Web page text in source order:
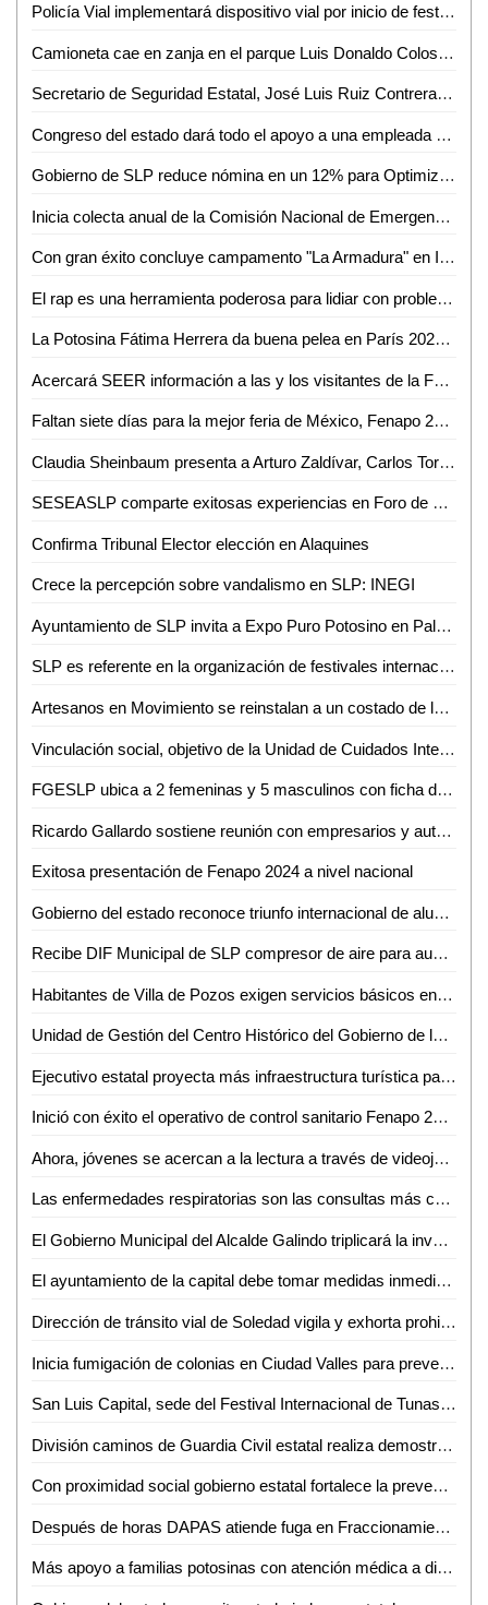
Policía Vial implementará dispositivo vial por inicio de festividades en el Barrio de Tlaxcala
Camioneta cae en zanja en el parque Luis Donaldo Colosio de Valles
Secretario de Seguridad Estatal, José Luis Ruiz Contreras, se reúne con cámaras empresariales de San Luis Potosí
Congreso del estado dará todo el apoyo a una empleada que denunció que fue víctima del robo de su tarjeta de débito al dejar su bolsa en una oficina
Gobierno de SLP reduce nómina en un 12% para Optimizar Recursos
Inicia colecta anual de la Comisión Nacional de Emergencia en Ciudad Valles
Con gran éxito concluye campamento "La Armadura" en Iglesia Presbiteriana Divino Redentor
El rap es una herramienta poderosa para lidiar con problemas cotidianos: W Valle
La Potosina Fátima Herrera da buena pelea en París 2024, pero no le alcanza
Acercará SEER información a las y los visitantes de la Fenapo 2024
Faltan siete días para la mejor feria de México, Fenapo 2024
Claudia Sheinbaum presenta a Arturo Zaldívar, Carlos Torres y Leticia Ramírez como integrantes de su gabinete
SESEASLP comparte exitosas experiencias en Foro de Mejora Regulatoria
Confirma Tribunal Elector elección en Alaquines
Crece la percepción sobre vandalismo en SLP: INEGI
Ayuntamiento de SLP invita a Expo Puro Potosino en Palacio Municipal
SLP es referente en la organización de festivales internacionales: UNAM
Artesanos en Movimiento se reinstalan a un costado de la Plaza Principal de Ciudad Valles
Vinculación social, objetivo de la Unidad de Cuidados Integrales e Investigación en Salud de la UASLP
FGESLP ubica a 2 femeninas y 5 masculinos con ficha de búsqueda en el estado
Ricardo Gallardo sostiene reunión con empresarios y autoridades de Estados Unidos
Exitosa presentación de Fenapo 2024 a nivel nacional
Gobierno del estado reconoce triunfo internacional de alumno de cobach
Recibe DIF Municipal de SLP compresor de aire para aumentar la calidad en el servicio dental de la UBR Maravillas
Habitantes de Villa de Pozos exigen servicios básicos en Palacio de Gobierno
Unidad de Gestión del Centro Histórico del Gobierno de la Capital mantiene labores de mejoramiento y conservación en SLP
Ejecutivo estatal proyecta más infraestructura turística para Xilitla
Inició con éxito el operativo de control sanitario Fenapo 2024
Ahora, jóvenes se acercan a la lectura a través de videojuegos, películas o series: docente de la EPM-UASLP
Las enfermedades respiratorias son las consultas más comunes en Valles: Jesús Baltierrez
El Gobierno Municipal del Alcalde Galindo triplicará la inversión al campo en los próximos tres años
El ayuntamiento de la capital debe tomar medidas inmediatas para reestablecer los servicios públicos en la demarcación de Villa de Pozos
Dirección de tránsito vial de Soledad vigila y exhorta prohibición de acceso al Río Santiago
Inicia fumigación de colonias en Ciudad Valles para prevenir brotes de dengue
San Luis Capital, sede del Festival Internacional de Tunas y Estudiantinas este fin de semana
División caminos de Guardia Civil estatal realiza demostración a niñas y niños de institución infantil
Con proximidad social gobierno estatal fortalece la prevención
Después de horas DAPAS atiende fuga en Fraccionamiento El Sol
Más apoyo a familias potosinas con atención médica a distancia